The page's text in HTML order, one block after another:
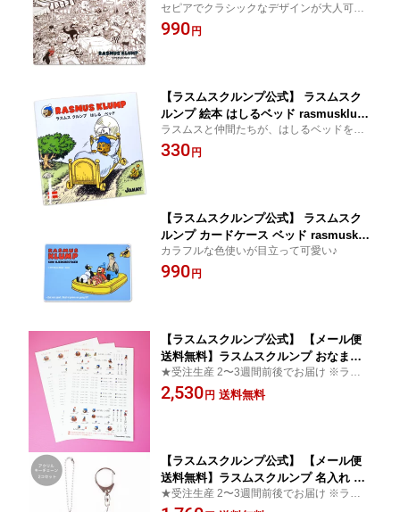
sklump デンマーク クマ キャラクター
動物 かわいい おしゃれ 北欧 北欧雑貨
セピアでクラシックなデザインが大人可愛
い♪
990円
【ラスムスクルンプ公式】 ラスムスク
ルンプ 絵本 はしるベッド rasmusklum
p デンマーク クマ キャラクター 動物 か
わいい おしゃれ 北欧 北欧雑貨 雑貨 ギ
ラスムスと仲間たちが、はしるベッドを作
っちゃう？！
330円
【ラスムスクルンプ公式】 ラスムスク
ルンプ カードケース ベッド rasmusklu
mp デンマーク クマ キャラクター 動物
かわいい おしゃれ 北欧 北欧雑貨 雑貨
カラフルな色使いが目立って可愛い♪
990円
【ラスムスクルンプ公式】 【メール便
送料無料】ラスムスクルンプ おなまえ
シール 名入れ 入園 入学 rasmusklump
デンマーク クマ キャラクター 動物 か
★受注生産 2〜3週間前後でお届け ※ラッピ
ング・その他商品と同時購入不可
2,530円 送料無料
【ラスムスクルンプ公式】 【メール便
送料無料】ラスムスクルンプ 名入れ ア
クリルキーホルダー 入園 入学 rasmusk
★受注生産 2〜3週間前後でお届け ※ラッピ
ング・その他商品と同時購入不可